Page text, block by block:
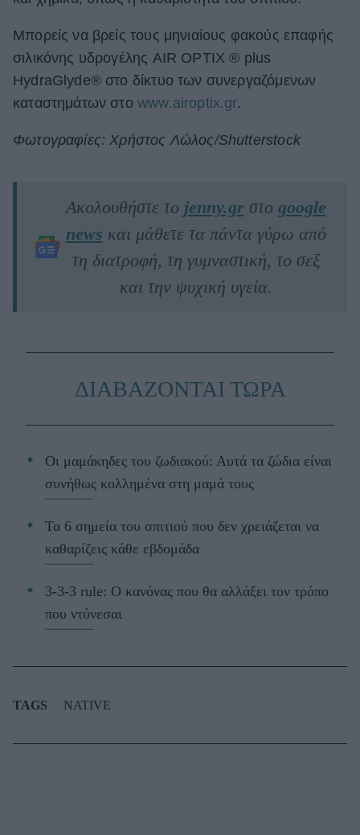
Μπορείς να βρείς τους μηνιαίους φακούς επαφής
σιλικόνης υδρογέλης AIR OPTIX ® plus
HydraGlyde® στο δίκτυο των συνεργαζόμενων
καταστημάτων στο www.airoptix.gr.
Φωτογραφίες: Χρήστος Λώλος/Shutterstock
Ακολουθήστε το jenny.grστο google
news και μάθετε τα πάντα γύρω από
τη διατροφή, τη γυμναστική, το σεξ
και την ψυχική υγεία.
ΔΙΑΒΑΖΟΝΤΑΙ ΤΩΡΑ
Οι μαμάκηδες του ζωδιακού: Αυτά τα ζώδια είναι
συνήθως κολλημένα στη μαμά τους
Τα 6 σημεία του σπιτιού που δεν χρειάζεται να
καθαρίζεις κάθε εβδομάδα
3-3-3 rule: Ο κανόνας που θα αλλάξει τον τρόπο
που ντύνεσαι
TAGS NATIVE